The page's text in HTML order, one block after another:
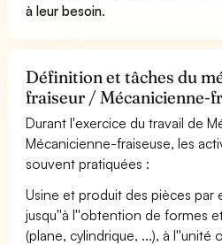
à leur besoin.
Définition et tâches du
fraiseur / Mécanicienne-
Durant l'exercice du travail de
Mécanicienne-fraiseuse, les
souvent pratiquées :
Usine et produit des pièces par
jusqu''à l''obtention de formes
(plane, cylindrique, ...), à l''unité